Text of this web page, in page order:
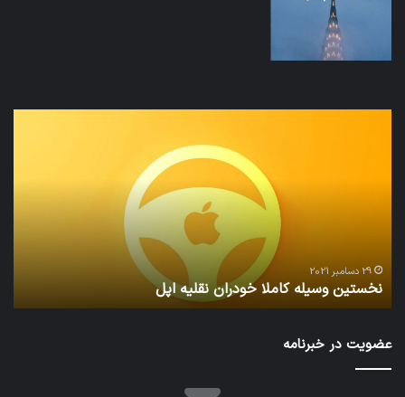
11 دسامبر 2021
تدابیر زمانی خواب و بیداری
عضویت در خبرنامه